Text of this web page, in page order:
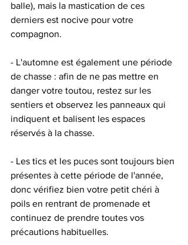
balle), mais la mastication de ces
derniers est nocive pour votre
compagnon.
- L'automne est également une période
de chasse : afin de ne pas mettre en
danger votre toutou, restez sur les
sentiers et observez les panneaux qui
indiquent et balisent les espaces
réservés à la chasse.
- Les tics et les puces sont toujours bien
présentes à cette période de l'année,
donc vérifiez bien votre petit chéri à
poils en rentrant de promenade et
continuez de prendre toutes vos
précautions habituelles.